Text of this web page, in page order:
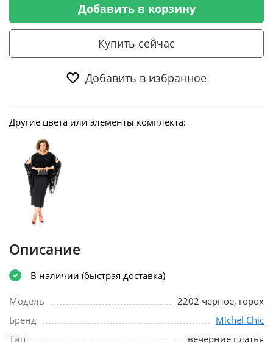
Добавить в корзину
Купить сейчас
Добавить в избранное
Другие цвета или элементы комплекта:
Описание
В наличии (быстрая доставка)
Модель
2202 черное, горох
Бренд
Michel Chic
Тип
вечерние платья